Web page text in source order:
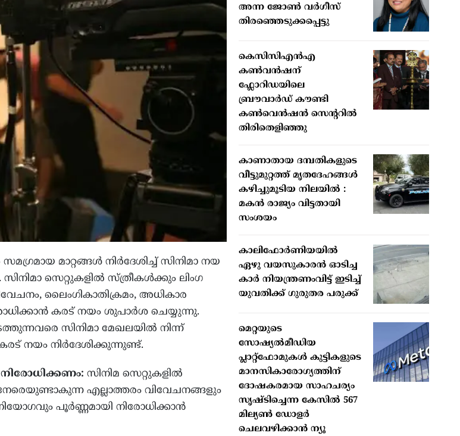
മാറ്റങ്ങൾ നിർദേശിച്ച് സിനിമാ നയ
സെറ്റുകളിൽ സ്ത്രീകൾക്കും ലിംഗ
ലൈംഗികാതിക്രമം, അധികാര
കരട് നയം ശുപാർശ ചെയ്യുന്നു.
സിനിമാ മേഖലയിൽ നിന്ന്
നയം നിർദേശിക്കുന്നുണ്ട്.
സിനിമ സെറ്റുകളിൽ
എല്ലാത്തരം വിവേചനങ്ങളും
പൂർണ്ണമായി നിരോധിക്കാൻ
അന്ന ജോണ്‍ വര്‍ഗീസ്
തിരഞ്ഞെടുക്കപ്പെട്ടു
കെസിസിഎൻഎ
കൺവൻഷന്
ഫ്ലോറിഡയിലെ
ബ്രൗവാർഡ് കൗണ്ടി
കൺവെൻഷൻ സെന്ററിൽ
തിരിതെളിഞ്ഞു
കാണാതായ ദമ്പതികളുടെ
വീട്ടുമുറ്റത്ത് മൃതദേഹങ്ങള്‍
കഴിച്ചുമൂടിയ നിലയില്‍ :
മകന്‍ രാജ്യം വിട്ടതായി
സംശയം
കാലിഫോര്‍ണിയയില്‍
ഏഴു വയസുകാരന്‍ ഓടിച്ച
കാര്‍ നിയന്ത്രണംവിട്ട് ഇടിച്ച്
യുവതിക്ക് ഗുരുതര പരുക്ക്
മെറ്റയുടെ
സോഷ്യല്‍മീഡിയ
പ്ലാറ്റ്‌ഫോമുകള്‍ കുട്ടികളുടെ
മാനസികാരോഗ്യത്തിന്
ദോഷകരമായ സാഹചര്യം
സൃഷ്ടിച്ചെന്ന കേസില്‍ 567
മില്യണ്‍ ഡോളര്‍
ചെലവഴിക്കാന്‍ ന്യൂ